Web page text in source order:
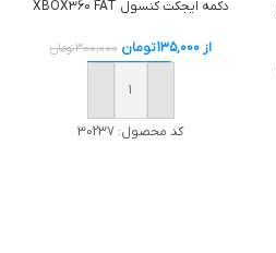
دکمه ايجکت کنسول XBOX360 FAT
از135,000تومان 300,000تومان
خرید
کد محصول: 30237